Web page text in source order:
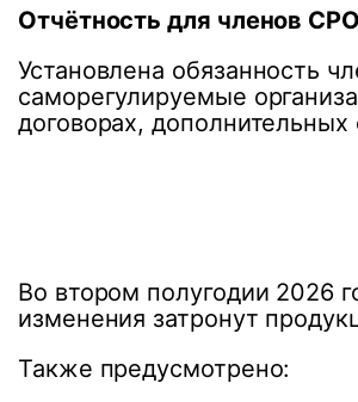
Отчётность для членов СРО
Установлена обязанность
саморегулируемые
договорах,
Во втором полугодии 2026
изменения затронут
Также предусмотрено: